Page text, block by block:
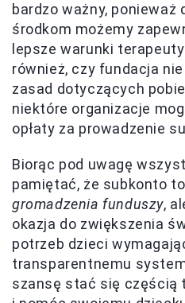
bardzo ważny, ponieważ
środkom możemy
lepsze warunki
również, czy fundacja
zasad dotyczących
niektóre organizacje
opłaty za prowadzenie
Biorąc pod uwagę
pamiętać, że subkonto
gromadzenia funduszy,
okazja do zwiększenia
potrzeb dzieci
transparentnemu
szansę stać się częścią